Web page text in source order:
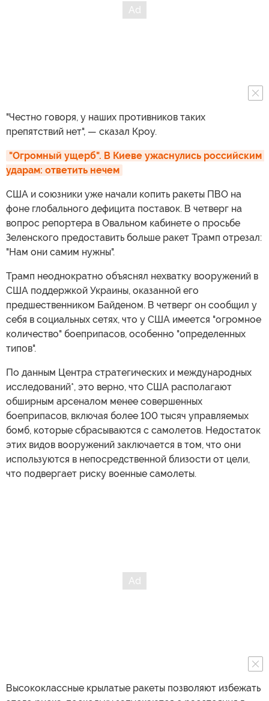
"Честно говоря, у наших противников таких
препятствий нет", — сказал Кроу.
"Огромный ущерб". В Киеве ужаснулись российским
ударам: ответить нечем
США и союзники уже начали копить ракеты ПВО на
фоне глобального дефицита поставок. В четверг на
вопрос репортера в Овальном кабинете о просьбе
Зеленского предоставить больше ракет Трамп отрезал:
"Нам они самим нужны".
Трамп неоднократно объяснял нехватку вооружений в
США поддержкой Украины, оказанной его
предшественником Байденом. В четверг он сообщил у
себя в социальных сетях, что у США имеется "огромное
количество" боеприпасов, особенно "определенных
типов".
По данным Центра стратегических и международных
исследований*, это верно, что США располагают
обширным арсеналом менее совершенных
боеприпасов, включая более 100 тысяч управляемых
бомб, которые сбрасываются с самолетов. Недостаток
этих видов вооружений заключается в том, что они
используются в непосредственной близости от цели,
что подвергает риску военные самолеты.
Высококлассные крылатые ракеты позволяют избежать